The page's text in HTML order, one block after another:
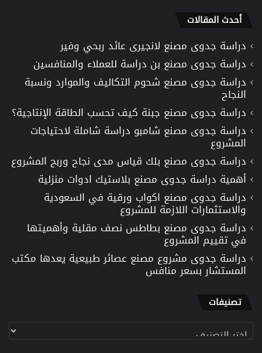
أحدث المقالات
دراسة جدوى مصنع لانجيرى عائد ربحي وفير
دراسة جدوى مصنع بن دراسة للعملاء والمنافسين
دراسة جدوى مصنع شحوم التكاليف والموارد ونسبة
النجاح
دراسة جدوى مصنع جبنة كيف تحسب الطاقة الإنتاجية؟
دراسة جدوى مصنع شامبو دراسة شاملة لاحتياجات
المشروع
دراسة جدوى مصنع بلك قياس مدى نجاح وربح المشروع
أهمية دراسة جدوى مصنع بلاستيك ادوات منزلية
دراسة جدوى مصنع اكواب ورقية في السعودية
والاستثمارات اللازمة للمشروع
دراسة جدوى مصنع بطاطس نصف مقلية وأهميتها
في تقييم المشروع
دراسة جدوى مشروع مصنع عصائر طبيعية يعدها مكتب
المستشار بسعر منافس
تصنيفات
تصنيفات